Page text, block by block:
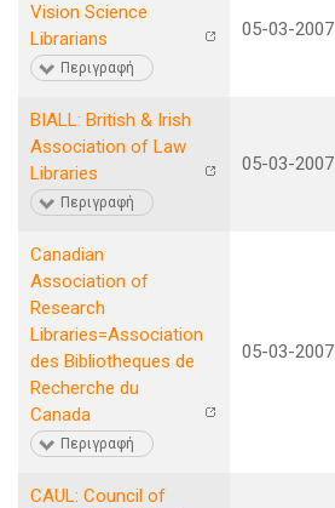
Vision Science
Librarians
Περιγραφή
05-03-2007
BIALL: British & Irish
Association of Law
Libraries
Περιγραφή
05-03-2007
Canadian
Association of
Research
Libraries=Association
des Bibliotheques de
Recherche du
Canada
Περιγραφή
05-03-2007
CAUL: Council of